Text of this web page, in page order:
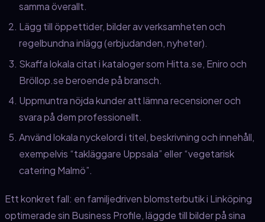
samma överallt.
Lägg till öppettider, bilder av verksamheten och
regelbundna inlägg (erbjudanden, nyheter).
Skaffa lokala citat i kataloger som Hitta.se, Eniro och
Bröllop.se beroende på bransch.
Uppmuntra nöjda kunder att lämna recensioner och
svara på dem professionellt.
Använd lokala nyckelord i titel, beskrivning och innehåll,
exempelvis “takläggare Uppsala” eller “vegetarisk
catering Malmö”.
Ett konkret fall: en familjedriven blomsterbutik i Linköping
optimerade sin Business Profile, läggde till bilder på sina